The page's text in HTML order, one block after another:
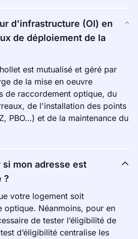
d'infrastructure (OI) en
de déploiement de la
est mutualisé et géré par
de la mise en oeuvre
de raccordement optique, du
de l'installation des points
PBO…) et de la maintenance du
mon adresse est
?
votre logement soit
optique. Néanmoins, pour en
de tester l’éligibilité de
d’éligibilité centralise les